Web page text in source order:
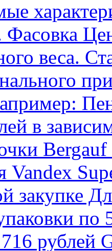
веса.
в
Vandex
закупке
по
рублей